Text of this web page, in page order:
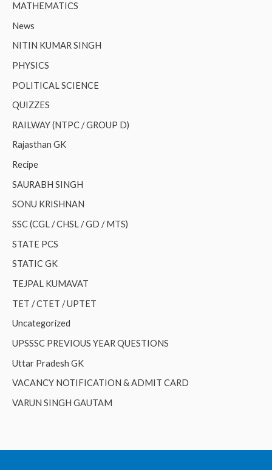
MATHEMATICS
News
NITIN KUMAR SINGH
PHYSICS
POLITICAL SCIENCE
QUIZZES
RAILWAY (NTPC / GROUP D)
Rajasthan GK
Recipe
SAURABH SINGH
SONU KRISHNAN
SSC (CGL / CHSL / GD / MTS)
STATE PCS
STATIC GK
TEJPAL KUMAVAT
TET / CTET / UPTET
Uncategorized
UPSSSC PREVIOUS YEAR QUESTIONS
Uttar Pradesh GK
VACANCY NOTIFICATION & ADMIT CARD
VARUN SINGH GAUTAM